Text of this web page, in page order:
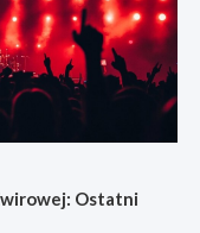
Ostatni